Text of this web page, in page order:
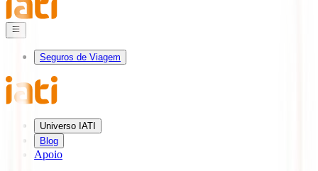
Seguros de Viagem
Universo IATI
Blog
Apoio